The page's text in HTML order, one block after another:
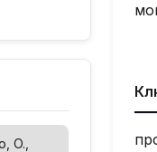
O.,